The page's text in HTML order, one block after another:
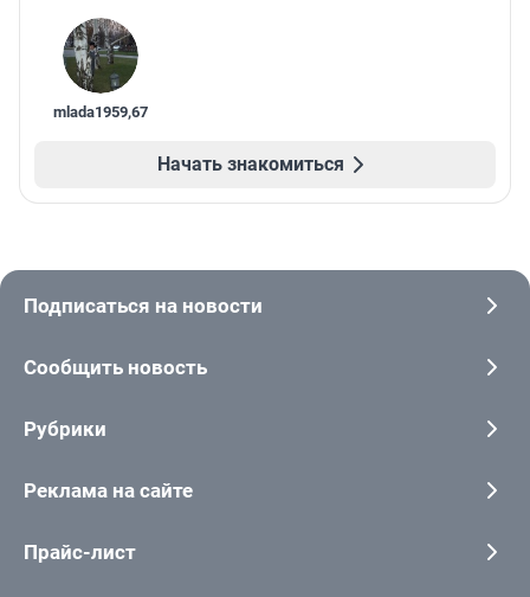
mlada1959,67
Начать знакомиться
Подписаться на новости
Сообщить новость
Рубрики
Реклама на сайте
Прайс-лист